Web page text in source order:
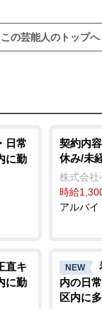
この芸能人のトップへ
日常
に勤
契約内
休み/未
株式会社
時給
アルバ
直キ
に勤
NEW
内の日
区内に